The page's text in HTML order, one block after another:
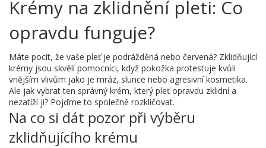
Krémy na zklidnění pleti: Co
opravdu funguje?
Máte pocit, že vaše pleť je podrážděná nebo červená? Zklidňující
krémy jsou skvělí pomocníci, když pokožka protestuje kvůli
vnějším vlivům jako je mráz, slunce nebo agresivní kosmetika.
Ale jak vybrat ten správný krém, který pleť opravdu zklidní a
nezatíží ji? Pojďme to společně rozklíčovat.
Na co si dát pozor při výběru
zklidňujícího krému